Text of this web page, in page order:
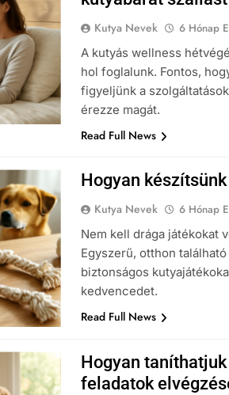
Kutya Nevek 6 Hónap
A kutyás wellness
hol foglalunk. Fontos,
figyeljünk a
érezze magát.
Read Full News
Hogyan
Kutya Nevek 6 Hónap
Nem kell drága játékokat
Egyszerű, otthon
biztonságos
kedvencedet.
Read Full News
Hogyan
feladatok